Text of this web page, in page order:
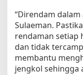
“Direndam
Sulaeman.
rendaman setiap
dan tidak
membantu
jengkol sehingga